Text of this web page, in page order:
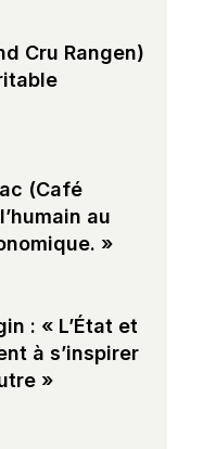
Cru Rangen)
(Café
au
»
: « L’État et
à s’inspirer
»